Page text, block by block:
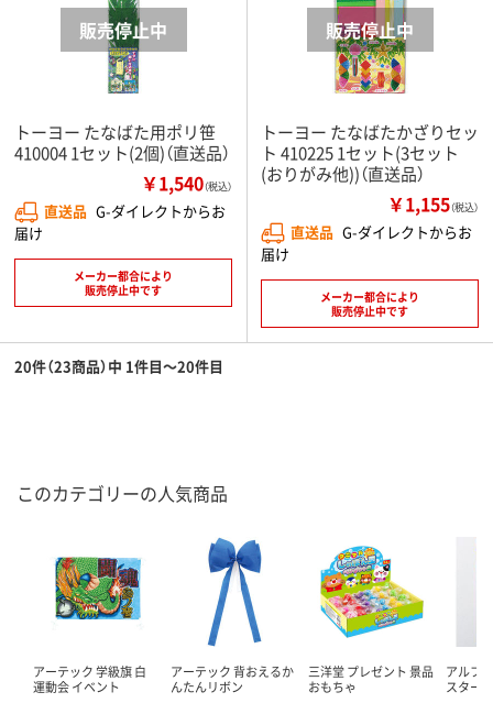
トーヨー たなばた用ポリ笹
410004 1セット(2個)（直送品）
￥1,540（税込）
直送品 G-ダイレクトからお
届け
メーカー都合により
販売停止中です
トーヨー たなばたかざりセッ
ト 410225 1セット(3セット
(おりがみ他))（直送品）
￥1,155（税込）
直送品 G-ダイレクトからお
届け
メーカー都合により
販売停止中です
20件（23商品）中 1件目～20件目
このカテゴリーの人気商品
アーテック 学級旗 白
運動会 イベント
アーテック 背おえるか
んたんリボン
三洋堂 プレゼント 景品
おもちゃ
アルフ
スター